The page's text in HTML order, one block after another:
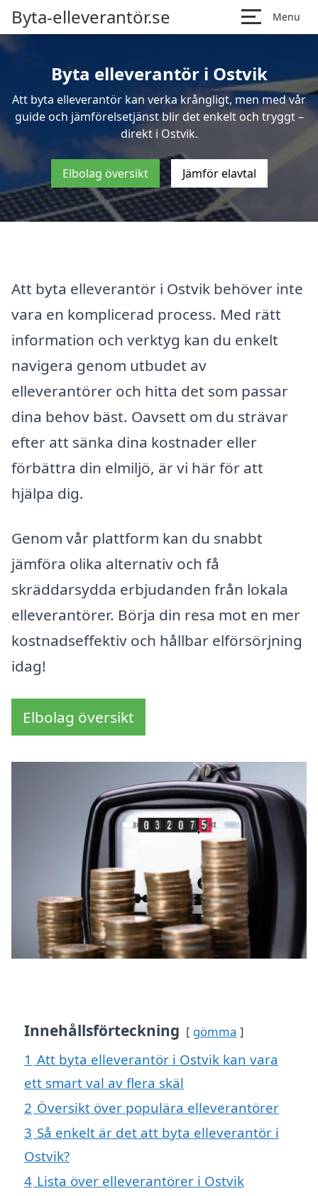
Byta-elleverantör.se Menu
Byta elleverantör i Ostvik
Att byta elleverantör kan verka krångligt, men med vår
guide och jämförelsetjänst blir det enkelt och tryggt –
direkt i Ostvik.
Elbolag översikt Jämför elavtal
Att byta elleverantör i Ostvik behöver inte
vara en komplicerad process. Med rätt
information och verktyg kan du enkelt
navigera genom utbudet av
elleverantörer och hitta det som passar
dina behov bäst. Oavsett om du strävar
efter att sänka dina kostnader eller
förbättra din elmiljö, är vi här för att
hjälpa dig.
Genom vår plattform kan du snabbt
jämföra olika alternativ och få
skräddarsydda erbjudanden från lokala
elleverantörer. Börja din resa mot en mer
kostnadseffektiv och hållbar elförsörjning
idag!
Elbolag översikt
Innehållsförteckning gömma
1 Att byta elleverantör i Ostvik kan vara
ett smart val av flera skäl
2 Översikt över populära elleverantörer
3 Så enkelt är det att byta elleverantör i
Ostvik?
4 Lista över elleverantörer i Ostvik